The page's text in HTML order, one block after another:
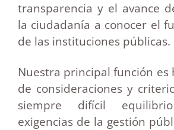
transparencia y el avance
la ciudadanía a conocer el
de las instituciones públicas.
Nuestra principal función
de consideraciones y
siempre difícil
exigencias de la gestión